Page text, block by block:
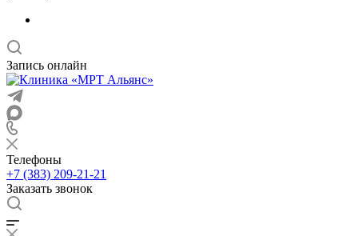
Запись онлайн
Телефоны
+7 (383) 209-21-21
Заказать звонок